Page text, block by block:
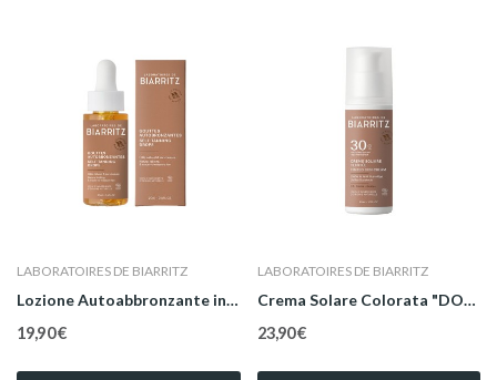
LABORATOIRES DE BIARRITZ
Lozione Autoabbronzante in Gocce Viso e Corpo...
19,90 €
LABORATOIRES DE BIARRITZ
Crema Solare Colorata "DORÉ" Bio Viso SPF 30 50 ml
23,90 €